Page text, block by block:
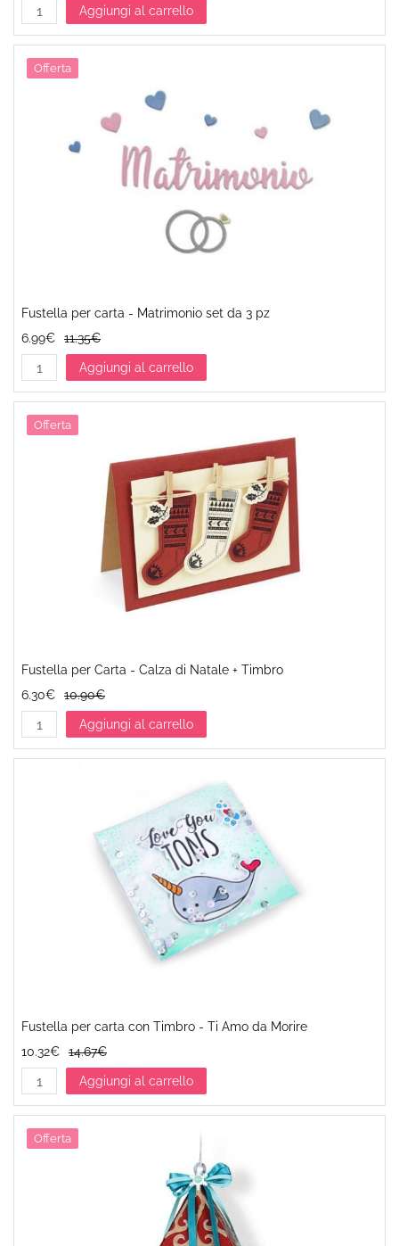
Aggiungi al carrello
Offerta
Fustella per carta - Matrimonio set da 3 pz
6.99€
11.35€
Aggiungi al carrello
Offerta
Fustella per Carta - Calza di Natale + Timbro
6.30€
10.90€
Aggiungi al carrello
Fustella per carta con Timbro - Ti Amo da Morire
10.32€
14.67€
Aggiungi al carrello
Offerta